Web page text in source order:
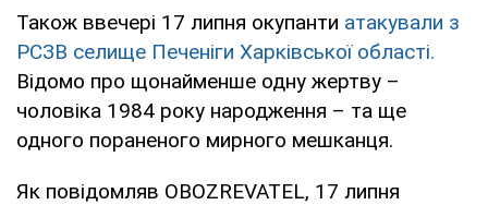
Також ввечері 17 липня окупанти атакували з
РСЗВ селище Печеніги Харківської області.
Відомо про щонайменше одну жертву –
чоловіка 1984 року народження – та ще
одного пораненого мирного мешканця.
Як повідомляв OBOZREVATEL, 17 липня